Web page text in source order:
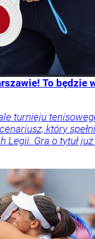
To będzie
turnieju
który
Legii. Gra o tytuł